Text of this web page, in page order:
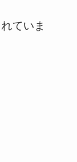
ていま